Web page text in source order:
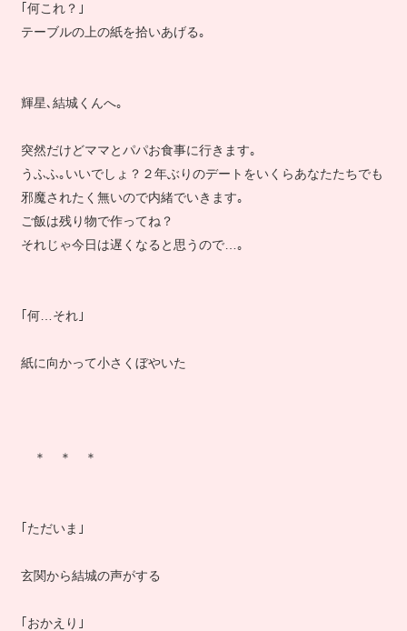
｢何これ？｣
テーブルの上の紙を拾いあげる｡
輝星､結城くんへ｡
突然だけどママとパパお食事に行きます｡
うふふ｡いいでしょ？２年ぶりのデートをいくらあなたたちでも
邪魔されたく無いので内緒でいきます｡
ご飯は残り物で作ってね？
それじゃ今日は遅くなると思うので…｡
｢何…それ｣
紙に向かって小さくぼやいた
＊ ＊ ＊
｢ただいま｣
玄関から結城の声がする
｢おかえり｣